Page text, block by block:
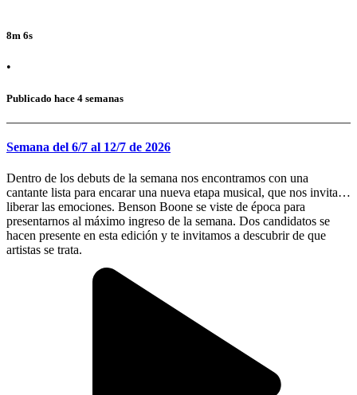
8m 6s
•
Publicado hace 4 semanas
Semana del 6/7 al 12/7 de 2026
Dentro de los debuts de la semana nos encontramos con una
cantante lista para encarar una nueva etapa musical, que nos invita a
liberar las emociones. Benson Boone se viste de época para
presentarnos al máximo ingreso de la semana. Dos candidatos se
hacen presente en esta edición y te invitamos a descubrir de que
artistas se trata.